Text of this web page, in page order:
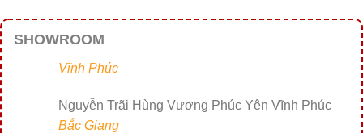
SHOWROOM
Vĩnh Phúc
Nguyễn Trãi Hùng Vương Phúc Yên Vĩnh Phúc
Bắc Giang